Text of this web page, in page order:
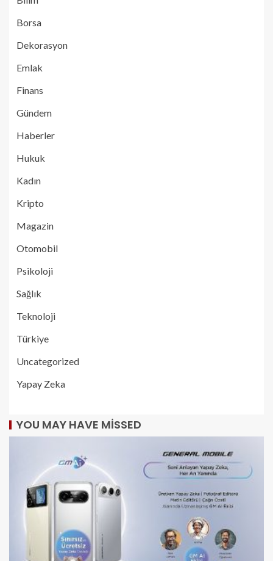
Borsa
Dekorasyon
Emlak
Finans
Gündem
Haberler
Hukuk
Kadın
Kripto
Magazin
Otomobil
Psikoloji
Sağlık
Teknoloji
Türkiye
Uncategorized
Yapay Zeka
YOU MAY HAVE MISSED